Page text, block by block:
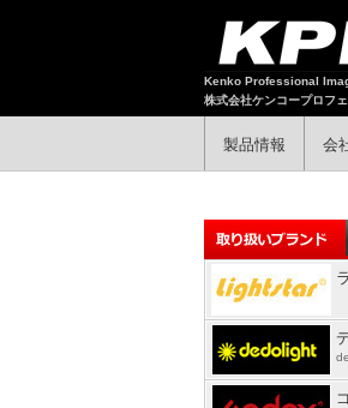
Kenko Professional
株式会社ケンコープロフ
製品情報 会